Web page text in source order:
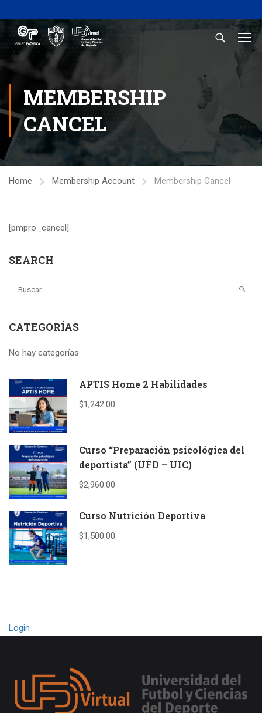
MEMBERSHIP
CANCEL
Home Membership Account Membership Cancel
[pmpro_cancel]
SEARCH
CATEGORÍAS
No hay categorías
APTIS Home 2 Habilidades
$1,242.00
Curso “Preparación psicológica del
deportista” (UFD – UIC)
$2,960.00
Curso Nutrición Deportiva
$1,500.00
Login